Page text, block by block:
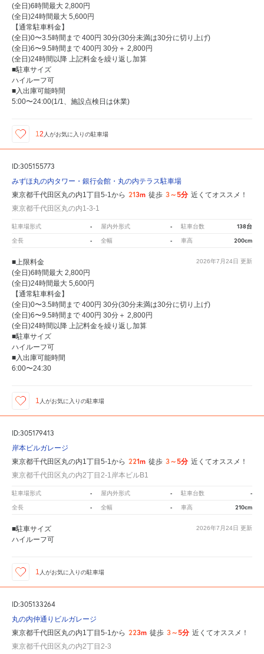
(全日)6時間最大 2,800円
(全日)24時間最大 5,600円
【通常駐車料金】
(全日)0〜3.5時間まで 400円 30分(30分未満は30分に切り上げ)
(全日)6〜9.5時間まで 400円 30分＋ 2,800円
(全日)24時間以降 上記料金を繰り返し加算
■駐車サイズ
ハイルーフ可
■入出庫可能時間
5:00〜24:00(1/1、施設点検日は休業)
12 人がお気に入りの駐車場
ID:305155773
みずほ丸の内タワー・銀行会館・丸の内テラス駐車場
東京都千代田区丸の内1丁目5-1から 213m 徒歩 3～5分 近くてオススメ！
東京都千代田区丸の内1-3-1
駐車場形式 - 屋内外形式 - 駐車台数 138台
全長 - 全幅 - 車高 200cm
2026年7月24日 更新
■上限料金
(全日)6時間最大 2,800円
(全日)24時間最大 5,600円
【通常駐車料金】
(全日)0〜3.5時間まで 400円 30分(30分未満は30分に切り上げ)
(全日)6〜9.5時間まで 400円 30分＋ 2,800円
(全日)24時間以降 上記料金を繰り返し加算
■駐車サイズ
ハイルーフ可
■入出庫可能時間
6:00〜24:30
1 人がお気に入りの駐車場
ID:305179413
岸本ビルガレージ
東京都千代田区丸の内1丁目5-1から 221m 徒歩 3～5分 近くてオススメ！
東京都千代田区丸の内2丁目2-1岸本ビルB1
駐車場形式 - 屋内外形式 - 駐車台数 -
全長 - 全幅 - 車高 210cm
2026年7月24日 更新
■駐車サイズ
ハイルーフ可
1 人がお気に入りの駐車場
ID:305133264
丸の内仲通りビルガレージ
東京都千代田区丸の内1丁目5-1から 223m 徒歩 3～5分 近くてオススメ！
東京都千代田区丸の内2丁目2-3